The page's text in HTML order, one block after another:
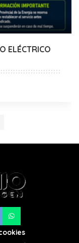
ELÉCTRICO